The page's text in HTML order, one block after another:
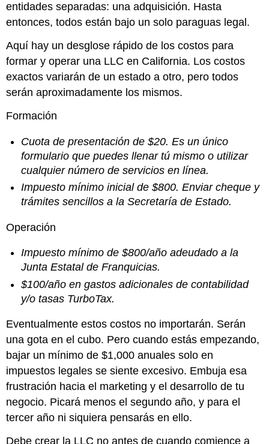
entidades separadas: una adquisición. Hasta
entonces, todos están bajo un solo paraguas legal.
Aquí hay un desglose rápido de los costos para
formar y operar una LLC en California. Los costos
exactos variarán de un estado a otro, pero todos
serán aproximadamente los mismos.
Formación
Cuota de presentación de $20. Es un único
formulario que puedes llenar tú mismo o utilizar
cualquier número de servicios en línea.
Impuesto mínimo inicial de $800. Enviar cheque y
trámites sencillos a la Secretaría de Estado.
Operación
Impuesto mínimo de $800/año adeudado a la
Junta Estatal de Franquicias.
$100/año en gastos adicionales de contabilidad
y/o tasas TurboTax.
Eventualmente estos costos no importarán. Serán
una gota en el cubo. Pero cuando estás empezando,
bajar un mínimo de $1,000 anuales solo en
impuestos legales se siente excesivo. Embuja esa
frustración hacia el marketing y el desarrollo de tu
negocio. Picará menos el segundo año, y para el
tercer año ni siquiera pensarás en ello.
Debe crear la LLC no antes de cuando comience a